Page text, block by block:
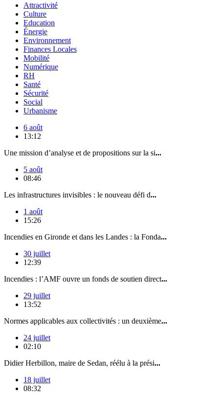
Attractivité
Culture
Education
Énergie
Environnement
Finances Locales
Mobilité
Numérique
RH
Santé
Sécurité
Social
Urbanisme
6 août
13:12
Une mission d’analyse et de propositions sur la si...
5 août
08:46
Les infrastructures invisibles : le nouveau défi d...
1 août
15:26
Incendies en Gironde et dans les Landes : la Fonda...
30 juillet
12:39
Incendies : l’AMF ouvre un fonds de soutien direct...
29 juillet
13:52
Normes applicables aux collectivités : un deuxième...
24 juillet
02:10
Didier Herbillon, maire de Sedan, réélu à la prési...
18 juillet
08:32